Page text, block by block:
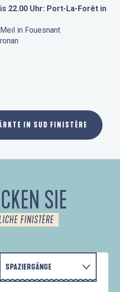
22.00 Uhr: Port-La-Forêt in
in Fouesnant
IN SUD FINISTÈRE
SIE
FINISTÈRE
SPAZIERGÄNGE